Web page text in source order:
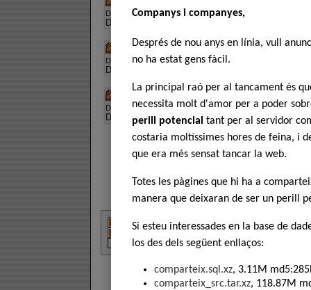
Descàrregues:772, Puntuació:
Descripció:
Sahara
Descàrregues: 606, Puntuació:
Descripció:
Supervivents a la costa dels esquelets
Descàrregues:344, Puntuació:
Descripció:Cortesia de Crvillent-PPCC
Companys i companyes,
Després de nou anys en línia, vull
no ha estat gens fàcil.
La principal raó per al tancament és
necessita molt d'amor per a poder
perill potencial tant per al servidor
costaria moltíssimes hores de feina, i
que era més sensat tancar la web.
Totes les pàgines que hi ha a
manera que deixaran de ser un perill
Si esteu interessades en la base de
los des dels següent enllaços:
comparteix.sql.xz, 3.11M
comparteix_src.tar.xz, 118.87M